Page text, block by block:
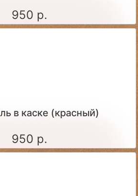
950 р.
в каске (красный)
950 р.